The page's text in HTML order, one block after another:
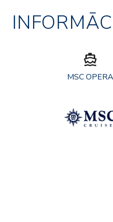
directions_boat
MSC OPERA